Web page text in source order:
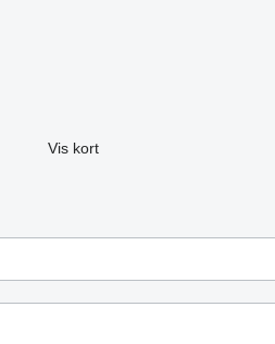
Vis kort